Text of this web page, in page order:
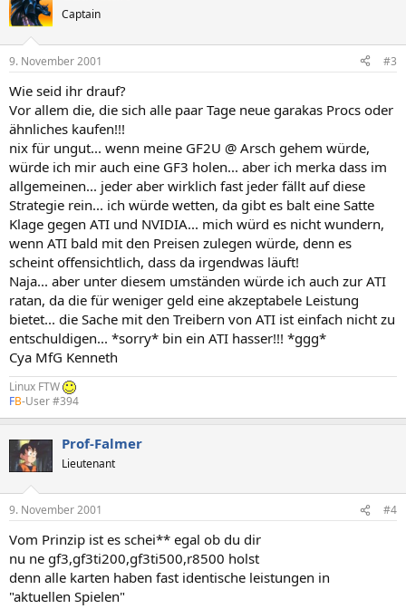
Captain
9. November 2001 #3
Wie seid ihr drauf?
Vor allem die, die sich alle paar Tage neue garakas Procs oder
ähnliches kaufen!!!
nix für ungut... wenn meine GF2U @ Arsch gehem würde,
würde ich mir auch eine GF3 holen... aber ich merka dass im
allgemeinen... jeder aber wirklich fast jeder fällt auf diese
Strategie rein... ich würde wetten, da gibt es balt eine Satte
Klage gegen ATI und NVIDIA... mich würd es nicht wundern,
wenn ATI bald mit den Preisen zulegen würde, denn es
scheint offensichtlich, dass da irgendwas läuft!
Naja... aber unter diesem umständen würde ich auch zur ATI
ratan, da die für weniger geld eine akzeptabele Leistung
bietet... die Sache mit den Treibern von ATI ist einfach nicht zu
entschuldigen... *sorry* bin ein ATI hasser!!! *ggg*
Cya MfG Kenneth
Linux FTW
FB-User #394
Prof-Falmer
Lieutenant
9. November 2001 #4
Vom Prinzip ist es schei** egal ob du dir
nu ne gf3,gf3ti200,gf3ti500,r8500 holst
denn alle karten haben fast identische leistungen in
"aktuellen Spielen"